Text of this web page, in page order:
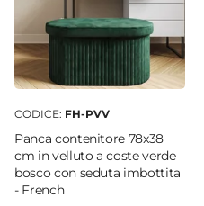
CODICE: FH-PVV
Panca contenitore 78x38
cm in velluto a coste verde
bosco con seduta imbottita
- French